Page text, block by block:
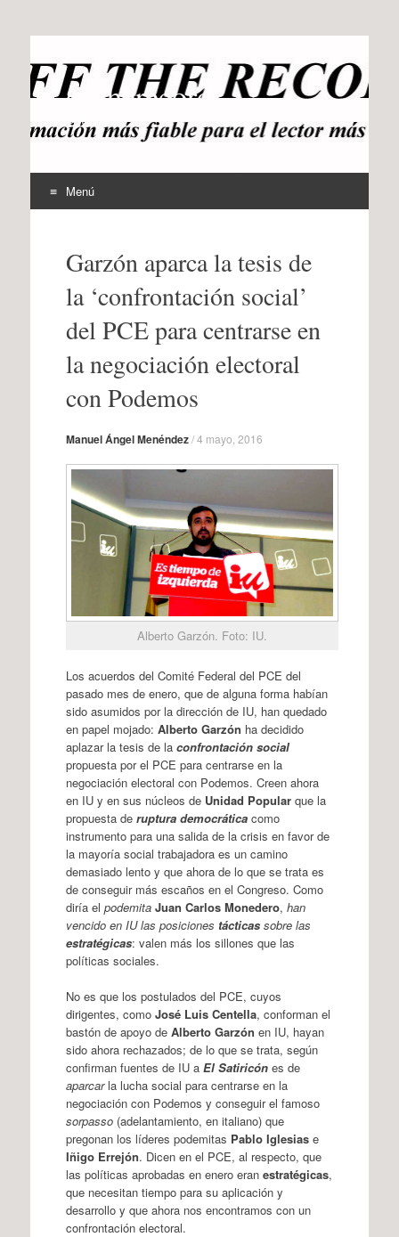
offtherecord
OTR
Menú
contenidoGarzón aparca la tesis de
la ‘confrontación social’
del PCE para centrarse en
la negociación electoral
con Podemos
Manuel Ángel Menéndez/4 mayo, 2016
Alberto Garzón. Foto: IU.
Los acuerdos del Comité Federal del PCE del
pasado mes de enero, que de alguna forma habían
sido asumidos por la dirección de IU, han quedado
en papel mojado: Alberto Garzón ha decidido
aplazar la tesis de la confrontación social
propuesta por el PCE para centrarse en la
negociación electoral con Podemos. Creen ahora
en IU y en sus núcleos de Unidad Popularque la
propuesta de ruptura democráticacomo
instrumento para una salida de la crisis en favor de
la mayoría social trabajadora es un camino
demasiado lento y que ahora de lo que se trata es
de conseguir más escaños en el Congreso. Como
diría el podemita Juan Carlos Monedero, han
vencido en IU las posiciones tácticassobre las
estratégicas: valen más los sillones que las
políticas sociales.
No es que los postulados del PCE, cuyos
dirigentes, como José Luis Centella, conforman el
bastón de apoyo de Alberto Garzón en IU, hayan
sido ahora rechazados; de lo que se trata, según
confirman fuentes de IU a El Satiricónes de
aparcarla lucha social para centrarse en la
negociación con Podemos y conseguir el famoso
sorpasso(adelantamiento, en italiano) que
pregonan los líderes podemitas Pablo Iglesiase
Iñigo Errejón. Dicen en el PCE, al respecto, que
las políticas aprobadas en enero eran estratégicas,
que necesitan tiempo para su aplicación y
desarrollo y que ahora nos encontramos con un
confrontación electoral.